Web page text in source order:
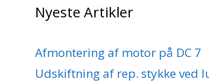
Nyeste Artikler
Afmontering af motor på DC 7
Udskiftning af rep. stykke ved